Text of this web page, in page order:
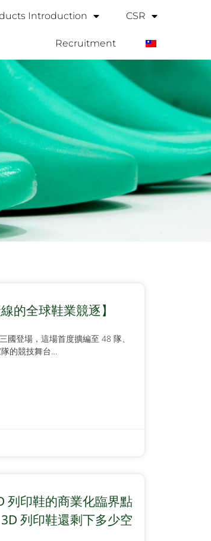
Introduction CSR
Recruitment
的全球鞋業競逐】
國登場，這場首度擴編至 48 隊、
的競技舞台…
列印鞋的商業化臨界點
列印鞋還剩下多少空